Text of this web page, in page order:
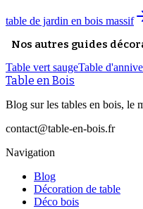
table de jardin en bois massif
Nos autres guides
Table vert saugeTable
Table en Bois
Blog sur les tables en bois, le
contact@table-en-bois.fr
Navigation
Blog
Décoration de table
Déco bois